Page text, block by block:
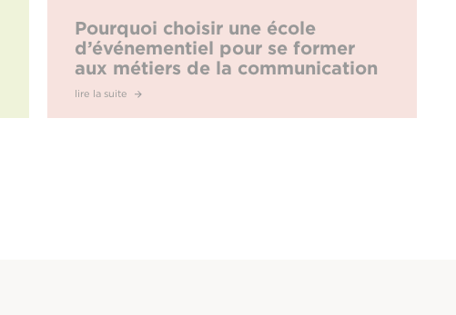
Pourquoi choisir une école
d’événementiel pour se former
aux métiers de la communication
?
lire la suite